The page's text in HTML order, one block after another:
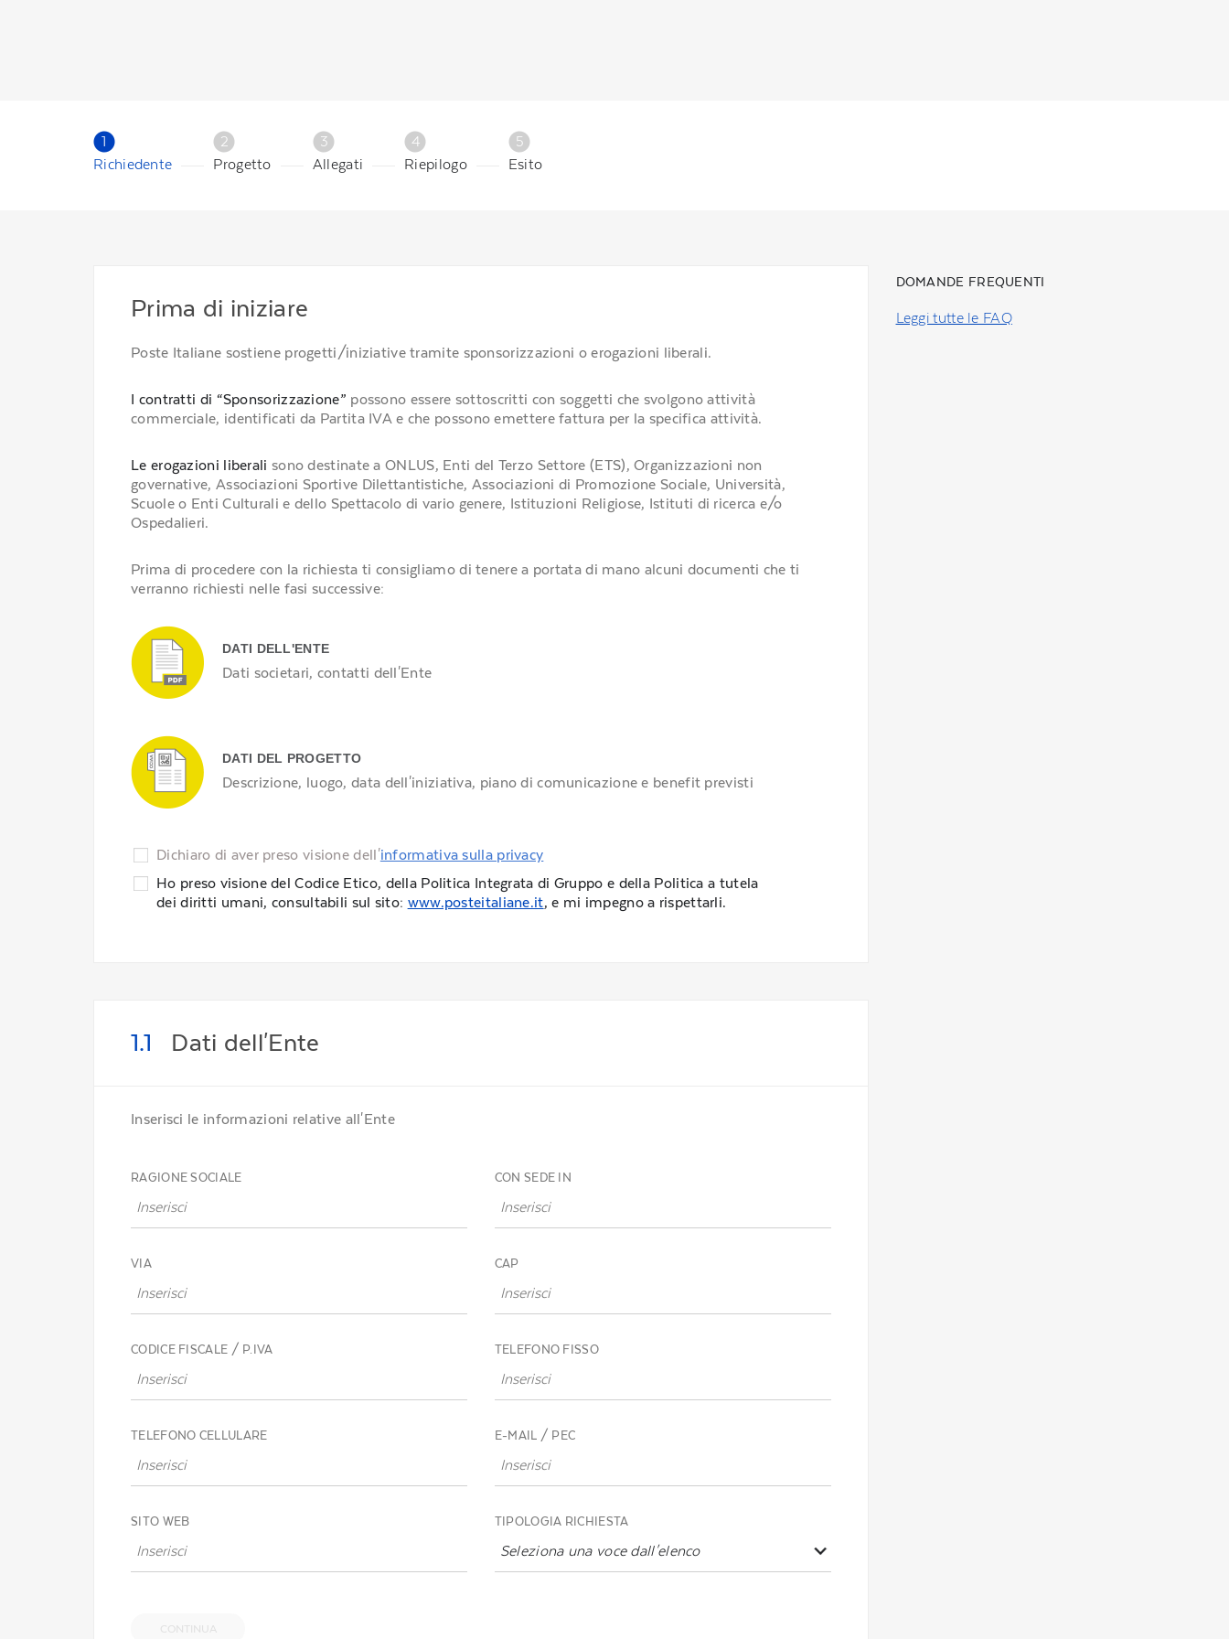
1
Richiedente
2
Progetto
3
Allegati
4
Riepilogo
5
Esito
Prima di iniziare
Poste Italiane sostiene progetti/iniziative tramite sponsorizzazioni o erogazioni liberali.
I contratti di “Sponsorizzazione” possono essere sottoscritti con soggetti che svolgono attività
commerciale, identificati da Partita IVA e che possono emettere fattura per la specifica attività.
Le erogazioni liberali sono destinate a ONLUS, Enti del Terzo Settore (ETS), Organizzazioni non
governative, Associazioni Sportive Dilettantistiche, Associazioni di Promozione Sociale, Università,
Scuole o Enti Culturali e dello Spettacolo di vario genere, Istituzioni Religiose, Istituti di ricerca e/o
Ospedalieri.
Prima di procedere con la richiesta ti consigliamo di tenere a portata di mano alcuni documenti che ti
verranno richiesti nelle fasi successive:
DATI DELL'ENTE
Dati societari, contatti dell'Ente
DATI DEL PROGETTO
Descrizione, luogo, data dell'iniziativa, piano di comunicazione e benefit previsti
Dichiaro di aver preso visione dell'informativa sulla privacy
Ho preso visione del Codice Etico, della Politica Integrata di Gruppo e della Politica a tutela
dei diritti umani, consultabili sul sito: www.posteitaliane.it, e mi impegno a rispettarli.
1.1 Dati dell'Ente
Inserisci le informazioni relative all'Ente
RAGIONE SOCIALE CON SEDE IN
VIA CAP
CODICE FISCALE / P.IVA TELEFONO FISSO
TELEFONO CELLULARE E-MAIL / PEC
SITO WEB TIPOLOGIA RICHIESTA
Seleziona una voce dall'elenco
CONTINUA
DOMANDE FREQUENTI
Leggi tutte le FAQ